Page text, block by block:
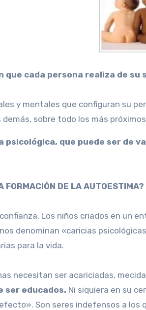
que cada persona realiza de su
y mentales que configuran su
sobre todo los más
psicológica, que puede ser de
FORMACIÓN DE LA AUTOESTIMA?
Los niños criados en un
denominan «caricias
para la vida.
necesitan ser acariciadas,
ser educados. Ni siquiera en su
Son seres indefensos a los